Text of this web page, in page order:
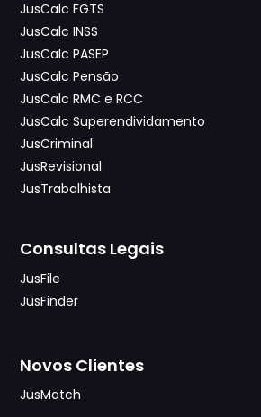
JusCalc FGTS
JusCalc INSS
JusCalc PASEP
JusCalc Pensão
JusCalc RMC e RCC
JusCalc Superendividamento
JusCriminal
JusRevisional
JusTrabalhista
Consultas Legais
JusFile
JusFinder
Novos Clientes
JusMatch